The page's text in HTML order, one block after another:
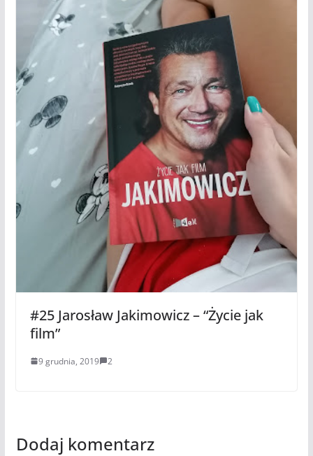
#25 Jarosław Jakimowicz – “Życie jak
film”
9 grudnia, 2019 2
Dodaj komentarz